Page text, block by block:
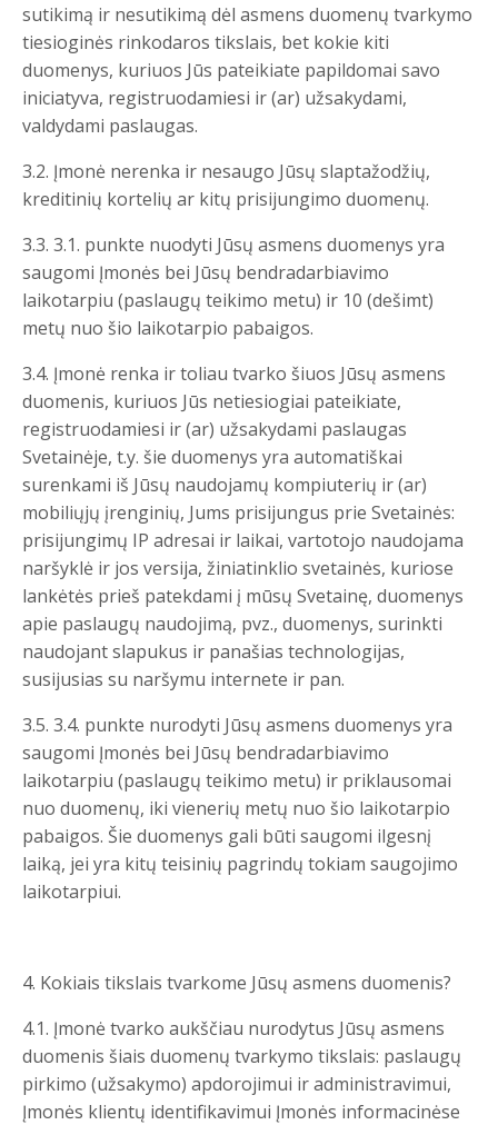
sutikimą ir nesutikimą dėl asmens duomenų tvarkymo
tiesioginės rinkodaros tikslais, bet kokie kiti
duomenys, kuriuos Jūs pateikiate papildomai savo
iniciatyva, registruodamiesi ir (ar) užsakydami,
valdydami paslaugas.
3.2. Įmonė nerenka ir nesaugo Jūsų slaptažodžių,
kreditinių kortelių ar kitų prisijungimo duomenų.
3.3. 3.1. punkte nuodyti Jūsų asmens duomenys yra
saugomi Įmonės bei Jūsų bendradarbiavimo
laikotarpiu (paslaugų teikimo metu) ir 10 (dešimt)
metų nuo šio laikotarpio pabaigos.
3.4. Įmonė renka ir toliau tvarko šiuos Jūsų asmens
duomenis, kuriuos Jūs netiesiogiai pateikiate,
registruodamiesi ir (ar) užsakydami paslaugas
Svetainėje, t.y. šie duomenys yra automatiškai
surenkami iš Jūsų naudojamų kompiuterių ir (ar)
mobiliųjų įrenginių, Jums prisijungus prie Svetainės:
prisijungimų IP adresai ir laikai, vartotojo naudojama
naršyklė ir jos versija, žiniatinklio svetainės, kuriose
lankėtės prieš patekdami į mūsų Svetainę, duomenys
apie paslaugų naudojimą, pvz., duomenys, surinkti
naudojant slapukus ir panašias technologijas,
susijusias su naršymu internete ir pan.
3.5. 3.4. punkte nurodyti Jūsų asmens duomenys yra
saugomi Įmonės bei Jūsų bendradarbiavimo
laikotarpiu (paslaugų teikimo metu) ir priklausomai
nuo duomenų, iki vienerių metų nuo šio laikotarpio
pabaigos. Šie duomenys gali būti saugomi ilgesnį
laiką, jei yra kitų teisinių pagrindų tokiam saugojimo
laikotarpiui.
4. Kokiais tikslais tvarkome Jūsų asmens duomenis?
4.1. Įmonė tvarko aukščiau nurodytus Jūsų asmens
duomenis šiais duomenų tvarkymo tikslais: paslaugų
pirkimo (užsakymo) apdorojimui ir administravimui,
Įmonės klientų identifikavimui Įmonės informacinėse